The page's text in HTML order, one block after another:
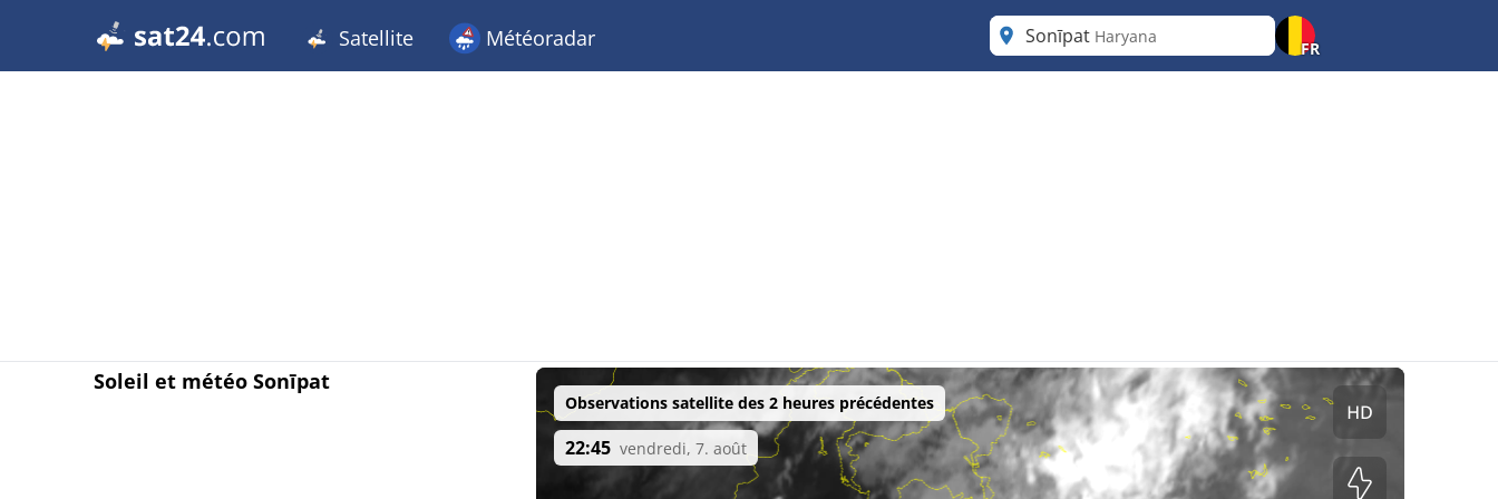
Satellite Météoradar Sonīpat Haryana
FR
Soleil et météo Sonīpat
Observations satellite des 2 heures précédentes
22:45 vendredi, 7. août